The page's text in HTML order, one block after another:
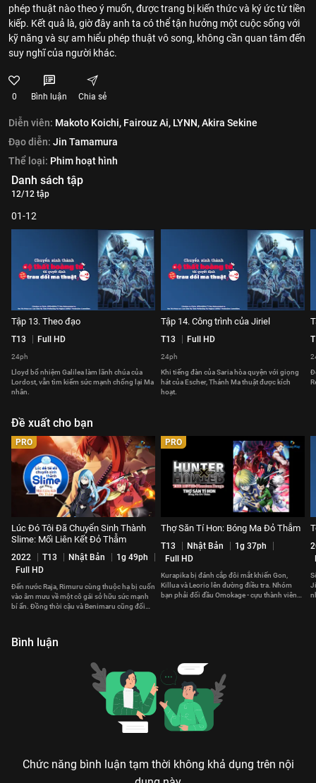
phép thuật nào theo ý muốn, được trang bị kiến thức và ký ức từ tiền
kiếp. Kết quả là, giờ đây anh ta có thể tận hưởng một cuộc sống với
kỹ năng và sự am hiểu phép thuật vô song, không cần quan tâm đến
suy nghĩ của người khác.
0 Bình luận Chia sẻ
Diễn viên: Makoto Koichi, Fairouz Ai, LYNN,Akira Sekine
Đạo diễn: Jin Tamamura
Thể loại: Phim hoạt hình
Danh sách tập
12/12 tập
01-12
Tập 13. Theo đạo
T13 Full HD
24ph
Lloyd bổ nhiệm Galilea làm lãnh chúa của
Lordost, vẫn tìm kiếm sức mạnh chống lại Ma
nhân.
Tập 14. Công trình của Jiriel
T13 Full HD
24ph
Khi tiếng đàn của Saria hòa quyện với giọng
hát của Escher, Thánh Ma thuật được kích
hoạt.
Đề xuất cho bạn
PRO
Lúc Đó Tôi Đã Chuyển Sinh Thành
Slime: Mối Liên Kết Đỏ Thẫm
2022 T13 Nhật Bản
1g 49ph
Full HD
Đến nước Raja, Rimuru cùng thuộc hạ bị cuốn
vào âm mưu về một cô gái sở hữu sức mạnh
bí ẩn. Đồng thời cậu và Benimaru cũng đối
PRO
Thợ Săn Tí Hon: Bóng Ma Đỏ Thẫm
T13 Nhật Bản
1g 37ph
Full HD
Kurapika bị đánh cắp đôi mắt khiến Gon,
Killua và Leorio lên đường điều tra. Nhóm
bạn phải đối đầu Omokage - cựu thành viên
Bình luận
Chức năng bình luận tạm thời không khả dụng trên nội